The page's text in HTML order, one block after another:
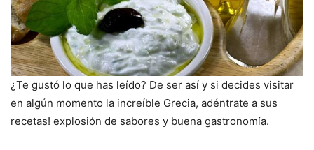
¿Te gustó lo que has leído? De ser así y si decides visitar
en algún momento la increíble Grecia, adéntrate a sus
recetas! explosión de sabores y buena gastronomía.